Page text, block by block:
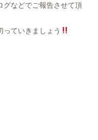
グなどでご報告させて頂
ていきましょう